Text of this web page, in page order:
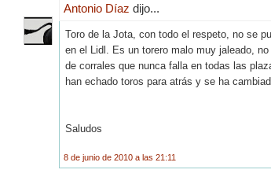
Antonio Díaz dijo...
Toro de la Jota, con todo el respeto, no se
en el Lidl. Es un torero malo muy jaleado,
de corrales que nunca falla en todas las
han echado toros para atrás y se ha
Saludos
8 de junio de 2010 a las 21:11